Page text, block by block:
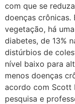
com que se
doenças crônicas.
vegetação, há
diabetes, de 13%
distúrbios de
nível baixo para
menos doenças
acordo com Scott
pesquisa e